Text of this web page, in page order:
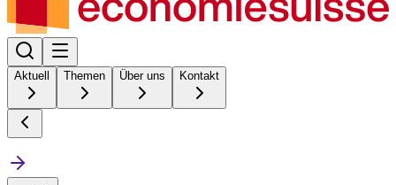
Aktuell Themen Über uns Kontakt